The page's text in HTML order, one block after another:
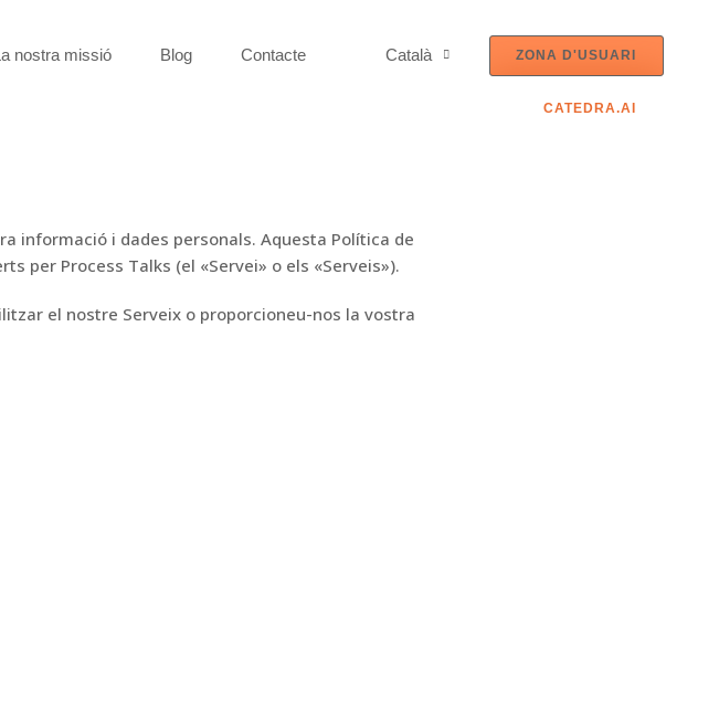
nostra missió Blog Contacte Català ZONA D'USUARI
CATEDRA.AI
informació i dades personals. Aquesta Política de
per Process Talks (el «Servei» o els «Serveis»).
el nostre Serveix o proporcioneu-nos la vostra